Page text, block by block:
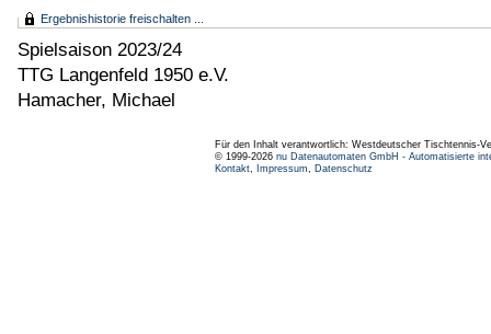
Ergebnishistorie freischalten ...
Spielsaison 2023/24
TTG Langenfeld 1950 e.V.
Hamacher, Michael
Für den Inhalt verantwortlich: Westdeutscher Tischtennis-
© 1999-2026 nu Datenautomaten GmbH - Automatisierte
Kontakt, Impressum, Datenschutz